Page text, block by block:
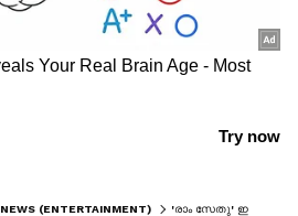
NEWS (ENTERTAINMENT)